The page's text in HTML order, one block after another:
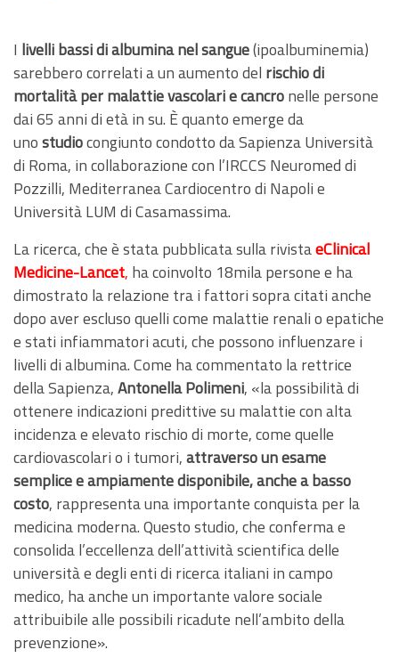
I livelli bassi di albumina nel sangue(ipoalbuminemia)
sarebbero correlati a un aumento del rischio di
mortalità per malattie vascolari e cancronelle persone
dai 65 anni di età in su. È quanto emerge da
unostudiocongiunto condotto da Sapienza Università
di Roma, in collaborazione con l’IRCCS Neuromed di
Pozzilli, Mediterranea Cardiocentro di Napoli e
Università LUM di Casamassima.
La ricerca, che è stata pubblicata sulla rivistaeClinical
Medicine-Lancet, ha coinvolto 18mila persone e ha
dimostrato la relazione tra i fattori sopra citati anche
dopo aver escluso quelli come malattie renali o epatiche
e stati infiammatori acuti, che possono influenzare i
livelli di albumina. Come ha commentato la rettrice
della Sapienza,Antonella Polimeni, «la possibilità di
ottenere indicazioni predittive su malattie con alta
incidenza e elevato rischio di morte, come quelle
cardiovascolari o i tumori,attraverso un esame
semplice e ampiamente disponibile, anche a basso
costo, rappresenta una importante conquista per la
medicina moderna. Questo studio, che conferma e
consolida l’eccellenza dell’attività scientifica delle
università e degli enti di ricerca italiani in campo
medico, ha anche un importante valore sociale
attribuibile alle possibili ricadute nell’ambito della
prevenzione».